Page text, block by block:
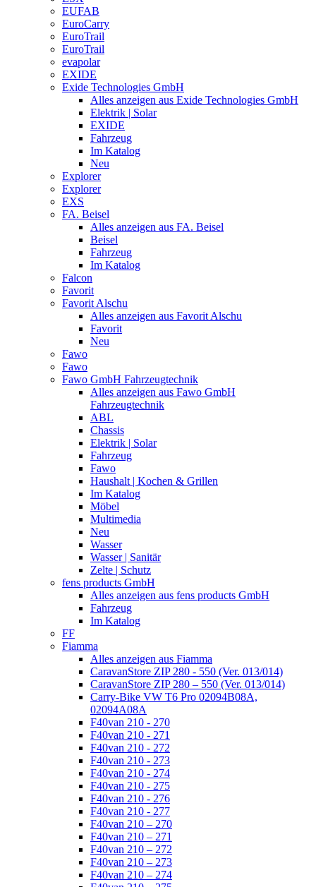
EUFAB
EuroCarry
EuroTrail
EuroTrail
evapolar
EXIDE
Exide Technologies GmbH
Alles anzeigen aus Exide Technologies GmbH
Elektrik | Solar
EXIDE
Fahrzeug
Im Katalog
Neu
Explorer
Explorer
EXS
FA. Beisel
Alles anzeigen aus FA. Beisel
Beisel
Fahrzeug
Im Katalog
Falcon
Favorit
Favorit Alschu
Alles anzeigen aus Favorit Alschu
Favorit
Neu
Fawo
Fawo
Fawo GmbH Fahrzeugtechnik
Alles anzeigen aus Fawo GmbH
Fahrzeugtechnik
ABL
Chassis
Elektrik | Solar
Fahrzeug
Fawo
Haushalt | Kochen & Grillen
Im Katalog
Möbel
Multimedia
Neu
Wasser
Wasser | Sanitär
Zelte | Schutz
fens products GmbH
Alles anzeigen aus fens products GmbH
Fahrzeug
Im Katalog
FF
Fiamma
Alles anzeigen aus Fiamma
CaravanStore ZIP 280 - 550 (Ver. 013/014)
CaravanStore ZIP 280 – 550 (Ver. 013/014)
Carry-Bike VW T6 Pro 02094B08A,
02094A08A
F40van 210 - 270
F40van 210 - 271
F40van 210 - 272
F40van 210 - 273
F40van 210 - 274
F40van 210 - 275
F40van 210 - 276
F40van 210 - 277
F40van 210 – 270
F40van 210 – 271
F40van 210 – 272
F40van 210 – 273
F40van 210 – 274